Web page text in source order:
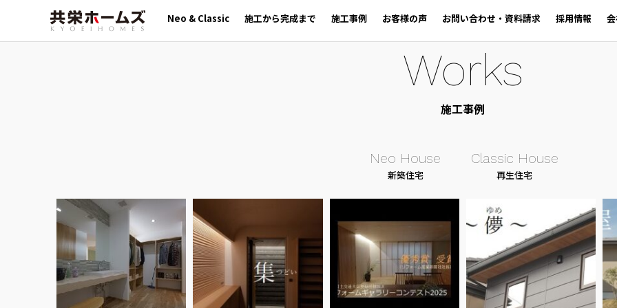
Neo & Classic 施工から完成まで 施工事例 お客様の声 お問い合わせ・資料請求 採用情報
Works
施工事例
Neo House
新築住宅
Classic House
再生住宅